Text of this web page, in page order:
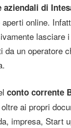
di
online.
lasciare
da un operatore
conto corrente
ai propri
impresa, Start